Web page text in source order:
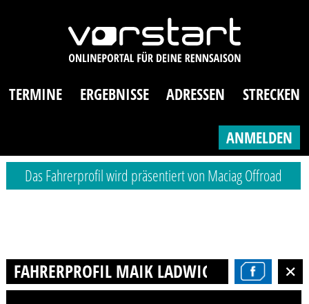
TERMINE ERGEBNISSE ADRESSEN STRECKEN
ANMELDEN
Das Fahrerprofil wird präsentiert von Maciag Offroad
FAHRERPROFIL MAIK LADWIG